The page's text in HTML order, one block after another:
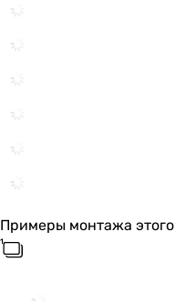
Примеры монтажа этого